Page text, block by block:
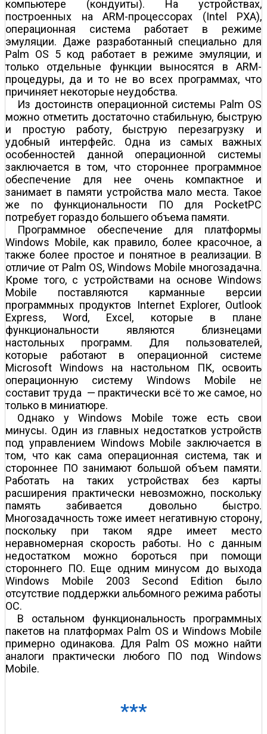
компьютере (кондуиты). На устройствах,
построенных на ARM-процессорах (Intel PXA),
операционная система работает в режиме
эмуляции. Даже разработанный специально для
Palm OS 5 код работает в режиме эмуляции, и
только отдельные функции выносятся в ARM-
процедуры, да и то не во всех программах, что
причиняет некоторые неудобства.
Из достоинств операционной системы Palm OS
можно отметить достаточно стабильную, быструю
и простую работу, быструю перезагрузку и
удобный интерфейс. Одна из самых важных
особенностей данной операционной системы
заключается в том, что стороннее программное
обеспечение для нее очень компактное и
занимает в памяти устройства мало места. Такое
же по функциональности ПО для PocketPC
потребует гораздо большего объема памяти.
Программное обеспечение для платформы
Windows Mobile, как правило, более красочное, а
также более простое и понятное в реализации. В
отличие от Palm OS, Windows Mobile многозадачна.
Кроме того, с устройствами на основе Windows
Mobile поставляются карманные версии
программных продуктов Internet Explorer, Outlook
Express, Word, Excel, которые в плане
функциональности являются близнецами
настольных программ. Для пользователей,
которые работают в операционной системе
Microsoft Windows на настольном ПК, освоить
операционную систему Windows Mobile не
составит труда — практически всё то же самое, но
только в миниатюре.
Однако у Windows Mobile тоже есть свои
минусы. Один из главных недостатков устройств
под управлением Windows Mobile заключается в
том, что как сама операционная система, так и
стороннее ПО занимают большой объем памяти.
Работать на таких устройствах без карты
расширения практически невозможно, поскольку
память забивается довольно быстро.
Многозадачность тоже имеет негативную сторону,
поскольку при таком ядре имеет место
неравномерная скорость работы. Но с данным
недостатком можно бороться при помощи
стороннего ПО. Еще одним минусом до выхода
Windows Mobile 2003 Second Edition было
отсутствие поддержки альбомного режима работы
ОС.
В остальном функциональность программных
пакетов на платформах Palm OS и Windows Mobile
примерно одинакова. Для Palm OS можно найти
аналоги практически любого ПО под Windows
Mobile.
***